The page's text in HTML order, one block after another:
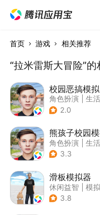
首页 游戏 相关推荐
“拉米雷斯大冒险”
校园恶搞模
角色扮演
生
| 写实
2.0
熊孩子校园
角色扮演
生
| 写实
3.3
滑板模拟器
休闲益智 模拟
| 卡通
3.8